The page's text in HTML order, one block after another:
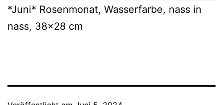
*Juni* Rosenmonat, Wasserfarbe, nass in
nass, 38×28 cm